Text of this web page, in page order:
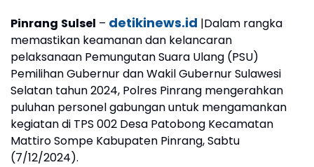
Pinrang Sulsel – detikinews.id |Dalam rangka
memastikan keamanan dan kelancaran
pelaksanaan Pemungutan Suara Ulang (PSU)
Pemilihan Gubernur dan Wakil Gubernur Sulawesi
Selatan tahun 2024, Polres Pinrang mengerahkan
puluhan personel gabungan untuk mengamankan
kegiatan di TPS 002 Desa Patobong Kecamatan
Mattiro Sompe Kabupaten Pinrang, Sabtu
(7/12/2024).